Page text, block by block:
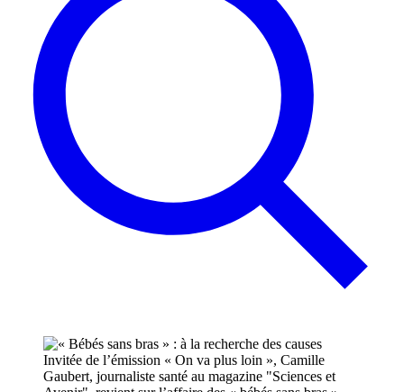
Invitée de l’émission « On va plus loin », Camille
Gaubert, journaliste santé au magazine "Sciences et